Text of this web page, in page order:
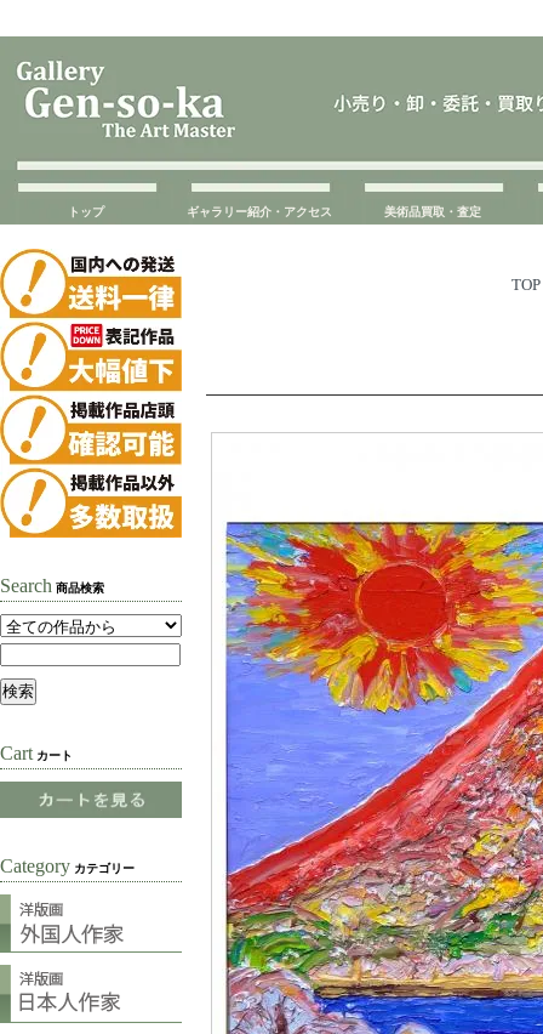
トップ ギャラリー紹介・アクセス 美術品買取・査定
TOP
Search 商品検索
Cart カート
Category カテゴリー